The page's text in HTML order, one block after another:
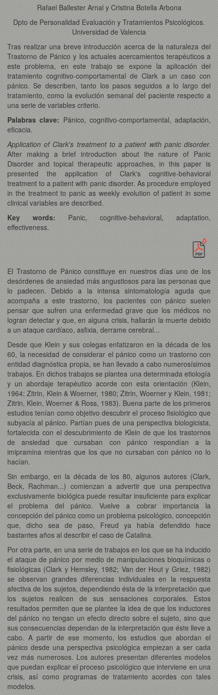
Rafael Ballester Arnal y Cristina Botella Arbona
Dpto de Personalidad Evaluación y Tratamientos Psicológicos.
Universidad de Valencia
Tras realizar una breve introducción acerca de la naturaleza del
Trastorno de Pánico y los actuales acercamientos terapéuticos a
este problema, en este trabajo se expone la aplicación del
tratamiento cognitivo-comportamental de Clark a un caso con
pánico. Se describen, tanto los pasos seguidos a lo largo del
tratamiento, como la evolución semanal del paciente respecto a
una serie de variables criterio.
Palabras clave: Pánico, cognitivo-comportamental, adaptación,
eficacia.
Application of Clark's treatment to a patient with panic disorder.
After making a brief introduction about the nature of Panic
Disorder and topical therapeutic approaches, in this paper is
presented the application of Clark's cognitive-behavioral
treatment to a patient with panic disorder. As procedure employed
in the treatment to panic as weekly evolution of patient in some
clinical variables are described.
Key words: Panic, cognitive-behavioral, adaptation,
effectiveness.
El Trastorno de Pánico constituye en nuestros días uno de los
desórdenes de ansiedad más angustiosos para las personas que
lo padecen. Debido a la intensa sintomatología aguda que
acompaña a este trastorno, los pacientes con pánico suelen
pensar que sufren una enfermedad grave que los médicos no
logran detectar y que, en alguna crisis, hallarán la muerte debido
a un ataque cardíaco, asfixia, derrame cerebral...
Desde que Klein y sus colegas enfatizaron en la década de los
60, la necesidad de considerar el pánico como un trastorno con
entidad diagnóstica propia, se han llevado a cabo numerosísimos
trabajos. En dichos trabajos se plantea una determinada etiología
y un abordaje terapéutico acorde con esta orientación (Klein,
1964; Zitrin, Klein & Woerner, 1980; Zitrin, Woerner y Klein, 1981;
Zitrin, Klein, Woerner & Ross, 1983). Buena parte de los primeros
estudios tenían como objetivo descubrir el proceso fisiológico que
subyacía al pánico. Partían pues de una perspectiva biologicista,
fortalecida con el descubrimiento de Klein de que los trastornos
de ansiedad que cursaban con pánico respondían a la
imipramina mientras que los que no cursaban con pánico no lo
hacían.
Sin embargo, en la década de los 80, algunos autores (Clark,
Beck, Rachman...) comienzan a advertir que una perspectiva
exclusivamente biológica puede resultar insuficiente para explicar
el problema del pánico. Vuelve a cobrar importancia la
concepción del pánico como un problema psicológico, concepción
que, dicho sea de paso, Freud ya había defendido hace
bastantes años al describir el caso de Catalina.
Por otra parte, en una serie de trabajos en los que se ha inducido
el ataque de pánico por medio de manipulaciones bioquímicas o
fisiológicas (Clark y Hemsley, 1982; Van der Hout y Griez, 1982)
se observan grandes diferencias individuales en la respuesta
afectiva de los sujetos, dependiendo ésta de la interpretación que
los sujetos realicen de sus sensaciones corporales. Estos
resultados permiten que se plantee la idea de que los inductores
del pánico no tengan un efecto directo sobre el sujeto, sino que
sus consecuencias dependan de la interpretación que éste lleve a
cabo. A partir de ese momento, los estudios que abordan el
pánico desde una perspectiva psicológica empiezan a ser cada
vez más numerosos. Los autores presentan diferentes modelos
que puedan explicar el proceso psicológico que interviene en una
crisis, así como programas de tratamiento acordes con tales
modelos.